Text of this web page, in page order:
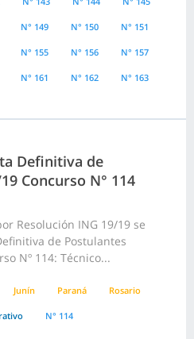
N° 149 N° 150 N° 151
N° 155 N° 156 N° 157
N° 161 N° 162 N° 163
Definitiva de
Concurso N° 114
Resolución ING 19/19 se
de Postulantes
Nº 114: Técnico...
Junín Paraná Rosario
N° 114